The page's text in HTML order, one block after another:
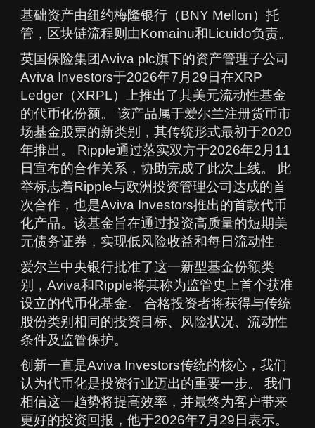
基础资产由纽约梅隆银行（BNY Mellon）托
管，区块链流程则由Komainu和Licuido负责。
英国保险集团Aviva plc旗下的资产管理子公司
Aviva Investors于2026年7月29日在XRP
Ledger（XRPL）上推出了其美元流动性基金
的代币化份额。 该产品属于爱尔兰注册货币市
场基金股票的新类别，其传统形式最初于2020
年推出。 Ripple通过落实双方于2026年2月11
日宣布的合作关系，协助完成了此次上线。 此
举标志着Ripple与欧洲投资管理公司达成的首
次合作，也是Aviva Investors推出的首款代币
化产品。该基金旨在通过投资高质量的短期美
元债务证券，实现低风险收益和每日流动性。
爱尔兰中央银行批准了这一新型基金份额类
别，Aviva和Ripple将其称为监管史上首个获准
设立的代币化基金。 合格投资者将获得与传统
股份类别相同的投资目标、风险状况、流动性
条件及监管保护。
创新一直是Aviva Investors传统的核心，我们
认为代币化是投资行业迈出的重要一步。 我们
相信这一趋势将提高效率，并最终为客户带来
更好的投资回报，他于2026年7月29日表示。